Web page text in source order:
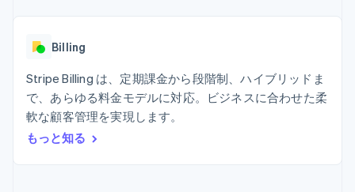
済手段を利用
対面支払い
Boost
決済成功率の
最適化
Link
スピーディー
自動化
ポート
Data
Pipeline
データの同
AI 企業
クリエイターエコノミ―
ゲーム
ホスピタリティ、旅行、
メディアおよびエンター
のカードを発行
リソース
コードサンプル
お問い合わせ
Billing
Stripe Billing は、定期課金から段階制、ハイブリッドま
で、あらゆる料金モデルに対応。ビジネスに合わせた柔
軟な顧客管理を実現します。
もっと知る